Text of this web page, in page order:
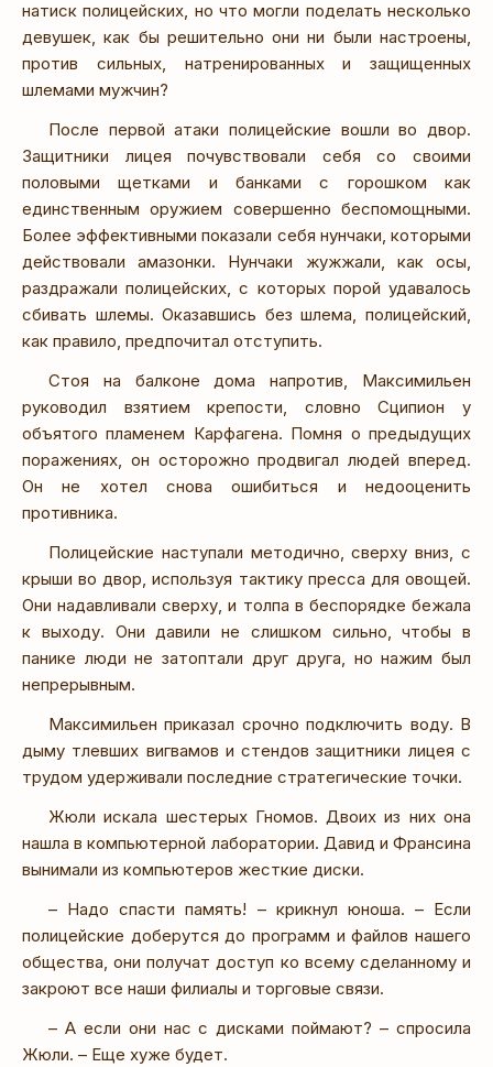
натиск полицейских, но что могли поделать несколько
девушек, как бы решительно они ни были настроены,
против сильных, натренированных и защищенных
шлемами мужчин?
После первой атаки полицейские вошли во двор.
Защитники лицея почувствовали себя со своими
половыми щетками и банками с горошком как
единственным оружием совершенно беспомощными.
Более эффективными показали себя нунчаки, которыми
действовали амазонки. Нунчаки жужжали, как осы,
раздражали полицейских, с которых порой удавалось
сбивать шлемы. Оказавшись без шлема, полицейский,
как правило, предпочитал отступить.
Стоя на балконе дома напротив, Максимильен
руководил взятием крепости, словно Сципион у
объятого пламенем Карфагена. Помня о предыдущих
поражениях, он осторожно продвигал людей вперед.
Он не хотел снова ошибиться и недооценить
противника.
Полицейские наступали методично, сверху вниз, с
крыши во двор, используя тактику пресса для овощей.
Они надавливали сверху, и толпа в беспорядке бежала
к выходу. Они давили не слишком сильно, чтобы в
панике люди не затоптали друг друга, но нажим был
непрерывным.
Максимильен приказал срочно подключить воду. В
дыму тлевших вигвамов и стендов защитники лицея с
трудом удерживали последние стратегические точки.
Жюли искала шестерых Гномов. Двоих из них она
нашла в компьютерной лаборатории. Давид и Франсина
вынимали из компьютеров жесткие диски.
– Надо спасти память! – крикнул юноша. – Если
полицейские доберутся до программ и файлов нашего
общества, они получат доступ ко всему сделанному и
закроют все наши филиалы и торговые связи.
– А если они нас с дисками поймают? – спросила
Жюли. – Еще хуже будет.